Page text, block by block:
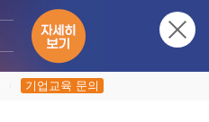
기업교육 문의